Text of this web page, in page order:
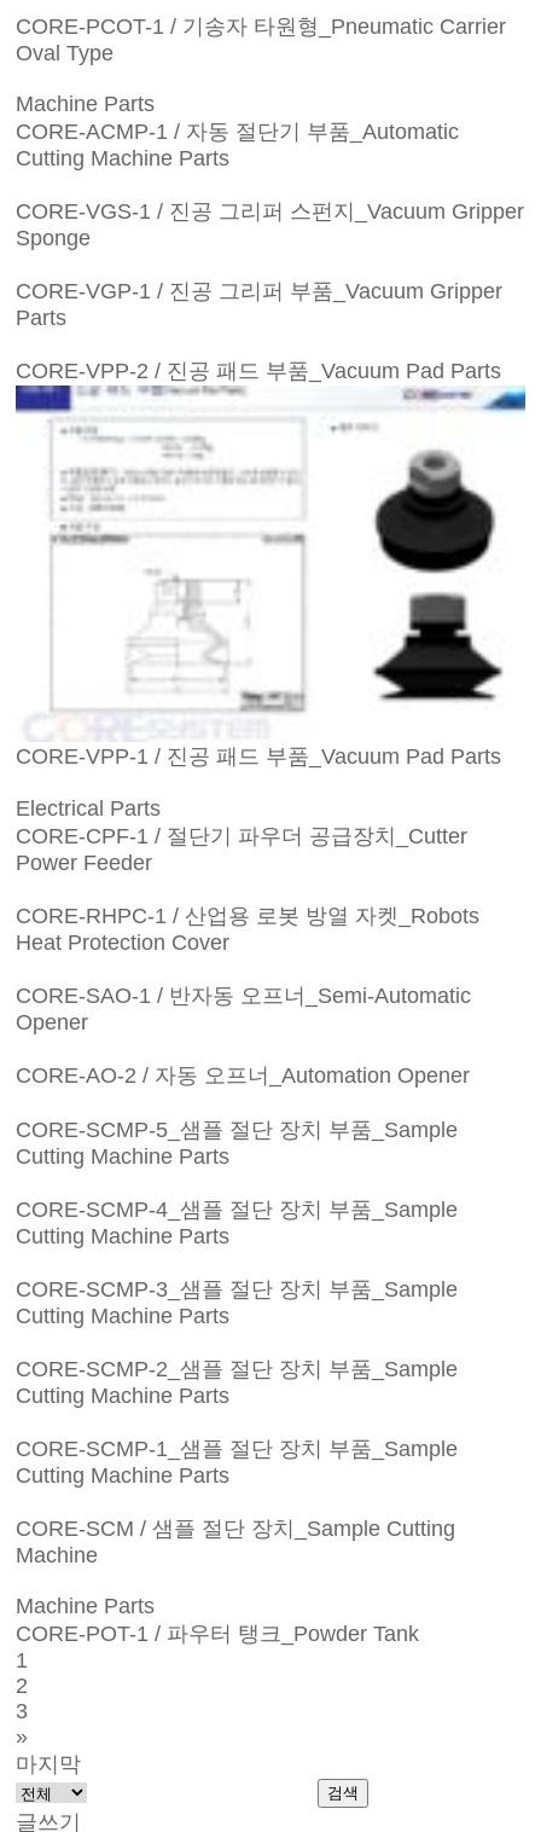
CORE-PCOT-1 / 기송자 타원형_Pneumatic Carrier
Oval Type
Machine Parts
CORE-ACMP-1 / 자동 절단기 부품_Automatic
Cutting Machine Parts
CORE-VGS-1 / 진공 그리퍼 스펀지_Vacuum Gripper
Sponge
CORE-VGP-1 / 진공 그리퍼 부품_Vacuum Gripper
Parts
CORE-VPP-2 / 진공 패드 부품_Vacuum Pad Parts
CORE-VPP-1 / 진공 패드 부품_Vacuum Pad Parts
Electrical Parts
CORE-CPF-1 / 절단기 파우더 공급장치_Cutter
Power Feeder
CORE-RHPC-1 / 산업용 로봇 방열 자켓_Robots
Heat Protection Cover
CORE-SAO-1 / 반자동 오프너_Semi-Automatic
Opener
CORE-AO-2 / 자동 오프너_Automation Opener
CORE-SCMP-5_샘플 절단 장치 부품_Sample
Cutting Machine Parts
CORE-SCMP-4_샘플 절단 장치 부품_Sample
Cutting Machine Parts
CORE-SCMP-3_샘플 절단 장치 부품_Sample
Cutting Machine Parts
CORE-SCMP-2_샘플 절단 장치 부품_Sample
Cutting Machine Parts
CORE-SCMP-1_샘플 절단 장치 부품_Sample
Cutting Machine Parts
CORE-SCM / 샘플 절단 장치_Sample Cutting
Machine
Machine Parts
CORE-POT-1 / 파우터 탱크_Powder Tank
1
2
3
»
마지막
검색
글쓰기